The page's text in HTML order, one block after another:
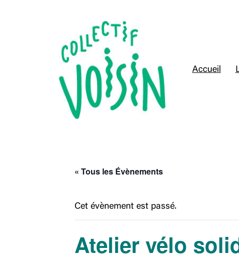
Accueil
« Tous les Évènements
Cet évènement est passé.
Atelier vélo